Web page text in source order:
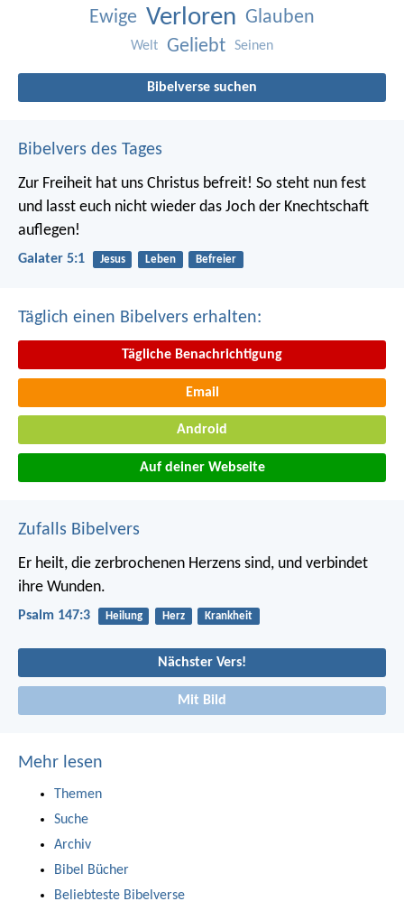
Ewige Verloren Glauben
Welt Geliebt Seinen
Bibelverse suchen
Bibelvers des Tages
Zur Freiheit hat uns Christus befreit! So steht nun fest
und lasst euch nicht wieder das Joch der Knechtschaft
auflegen!
Galater 5:1 Jesus Leben Befreier
Täglich einen Bibelvers erhalten:
Tägliche Benachrichtigung
Email
Android
Auf deiner Webseite
Zufalls Bibelvers
Er heilt, die zerbrochenen Herzens sind, und verbindet
ihre Wunden.
Psalm 147:3 Heilung Herz Krankheit
Nächster Vers!
Mit Bild
Mehr lesen
Themen
Suche
Archiv
Bibel Bücher
Beliebteste Bibelverse